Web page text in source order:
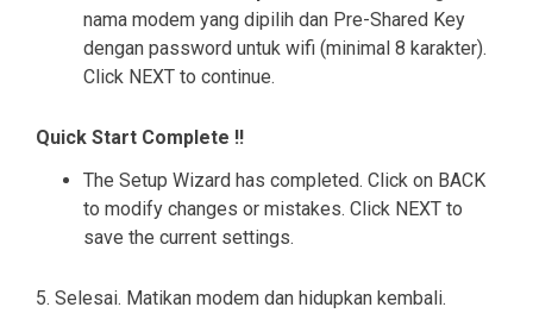
nama modem yang dipilih dan Pre-Shared Key
dengan password untuk wifi (minimal 8 karakter).
Click NEXT to continue.
Quick Start Complete !!
The Setup Wizard has completed. Click on BACK
to modify changes or mistakes. Click NEXT to
save the current settings.
5. Selesai. Matikan modem dan hidupkan kembali.